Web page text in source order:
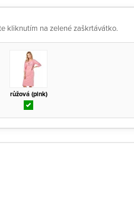
kliknutím na zelené zaškrtávátko.
růžová (pink)